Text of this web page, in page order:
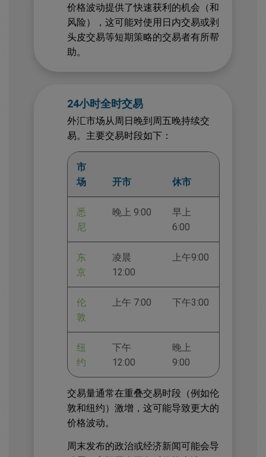
价格波动提供了快速获利的机会（和
风险），这可能对使用日内交易或剥
头皮交易等短期策略的交易者有所帮
助。
24小时全时交易
外汇市场从周日晚到周五晚持续交
易。主要交易时段如下：
市
场
开市 休市
悉
尼
晚上 9:00
早上
6:00
东
京
凌晨
12:00
上午9:00
伦
敦
上午 7:00 下午3:00
纽
约
下午
12:00
晚上
9:00
交易量通常在重叠交易时段（例如伦
敦和纽约）激增，这可能导致更大的
价格波动。
周末发布的政治或经济新闻可能会导